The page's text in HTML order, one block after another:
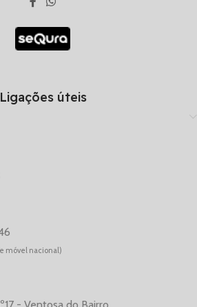
móvel nacional)
Ligações úteis